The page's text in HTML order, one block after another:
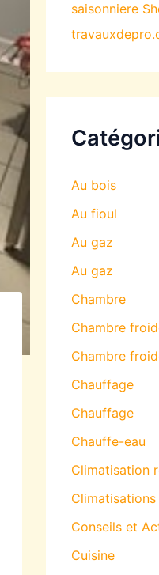
saisonniere
Au bois
Au fioul
Au gaz
Au gaz
Chambre
Chambre
Chambre
Chauffage
Chauffage
Chauffe-eau
Climatisation
Climatisations
Conseils et
Cuisine